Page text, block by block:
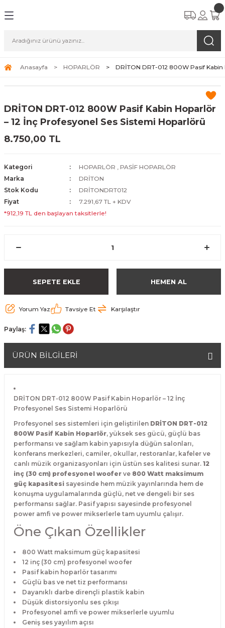
Anasayfa HOPARLÖR DRİTON DRT-012 800W Pasif
DRİTON DRT-012 800W Pasif Kabin Hoparlör
– 12 İnç Profesyonel Ses Sistemi Hoparlörü
8.750,00 TL
Kategori HOPARLÖR , PASİF HOPARLÖR
Marka
DRİTON
Stok Kodu
DRİTONDRT012
Fiyat
7.291,67 TL + KDV
*912,19 TL den başlayan taksitlerle!
SEPETE EKLE HEMEN AL
Yorum Yaz Tavsiye Et Karşılaştır
Paylaş:
ÜRÜN BİLGİLERİ
DRİTON DRT-012 800W Pasif Kabin Hoparlör – 12 İnç
Profesyonel Ses Sistemi Hoparlörü
Profesyonel ses sistemleri için geliştirilen DRİTON DRT-012
800W Pasif Kabin Hoparlör, yüksek ses gücü, güçlü bas
performansı ve sağlam kabin yapısıyla düğün salonları,
konferans merkezleri, camiler, okullar, restoranlar, kafeler ve
canlı müzik organizasyonları için üstün ses kalitesi sunar. 12
inç (30 cm) profesyonel woofer ve 800 Watt maksimum
güç kapasitesi sayesinde hem müzik yayınlarında hem de
konuşma uygulamalarında güçlü, net ve dengeli bir ses
performansı sağlar. Pasif yapısı sayesinde profesyonel
power amfi ve power mikserlerle tam uyumlu çalışır.
Öne Çıkan Özellikler
800 Watt maksimum güç kapasitesi
12 inç (30 cm) profesyonel woofer
Pasif kabin hoparlör tasarımı
Güçlü bas ve net tiz performansı
Dayanıklı darbe dirençli plastik kabin
Düşük distorsiyonlu ses çıkışı
Profesyonel amfi ve power mikserlerle uyumlu
Geniş ses yayılım açısı